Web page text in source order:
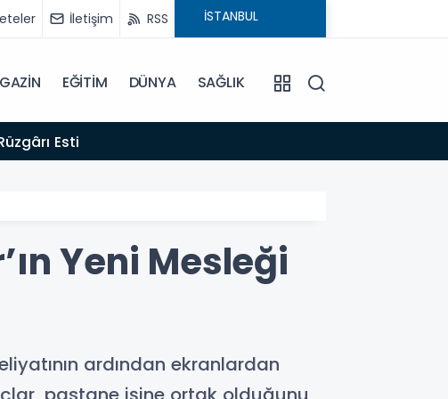
İletişim RSS
EĞİTİM DÜNYA SAĞLIK
Esti
Yeni Mesleği
ardından ekranlardan